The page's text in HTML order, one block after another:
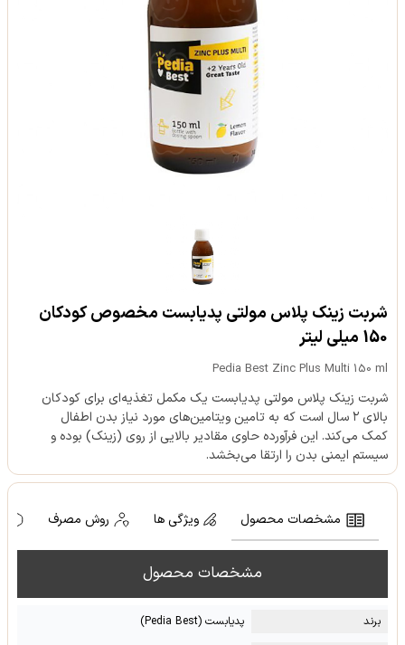
شربت زینک پلاس مولتی پدیابست مخصوص کودکان
150 میلی لیتر
Pedia Best Zinc Plus Multi 150 ml
شربت زینک پلاس مولتی پدیابست یک مکمل تغذیه‌ای برای کودکان
بالای ۲ سال است که به تامین ویتامین‌های مورد نیاز بدن اطفال
کمک می‌کند. این فرآورده حاوی مقادیر بالایی از روی (زینک) بوده و
سیستم ایمنی بدن را ارتقا می‌بخشد.
مشخصات محصول ویژگی ها روش مصرف
مشخصات محصول
برند
پدیابست (Pedia Best)